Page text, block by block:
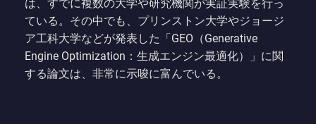
は、すでに複数の大学や研究機関が実証実験を行っ
ている。その中でも、プリンストン大学やジョージ
ア工科大学などが発表した「GEO（Generative
Engine Optimization：生成エンジン最適化）」に関
する論文は、非常に示唆に富んでいる。